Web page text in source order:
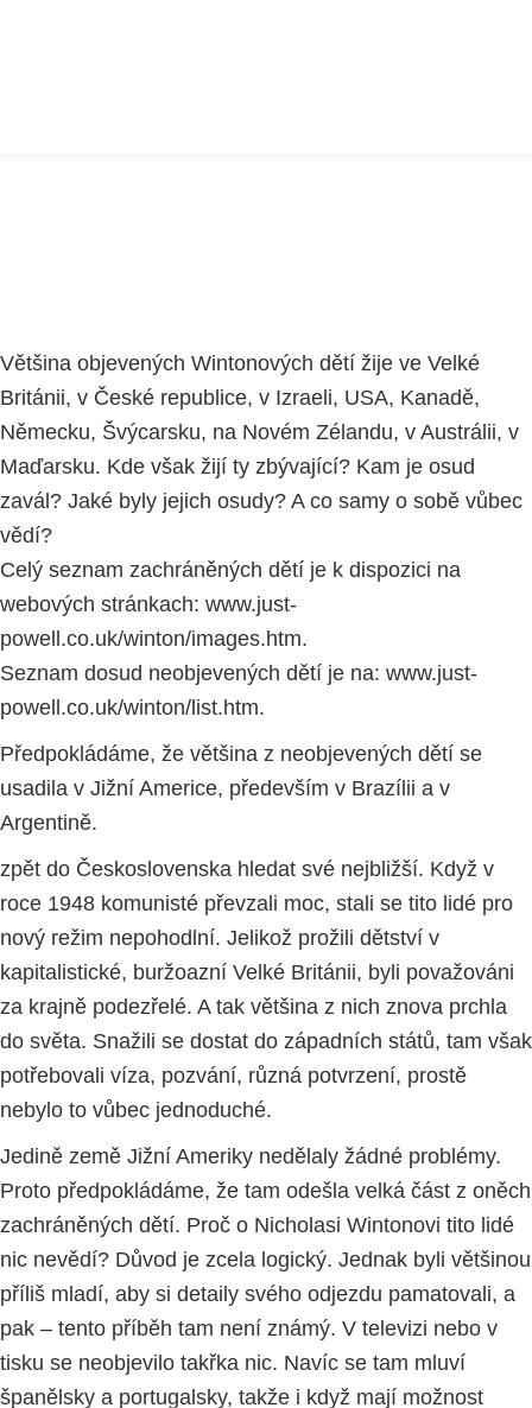
Většina objevených Wintonových dětí žije ve Velké
Británii, v České republice, v Izraeli, USA, Kanadě,
Německu, Švýcarsku, na Novém Zélandu, v Austrálii, v
Maďarsku. Kde však žijí ty zbývající? Kam je osud
zavál? Jaké byly jejich osudy? A co samy o sobě vůbec
vědí?
Celý seznam zachráněných dětí je k dispozici na
webových stránkach: www.just-
powell.co.uk/winton/images.htm.
Seznam dosud neobjevených dětí je na: www.just-
powell.co.uk/winton/list.htm.
Předpokládáme, že většina z neobjevených dětí se
usadila v Jižní Americe, především v Brazílii a v
Argentině.
zpět do Československa hledat své nejbližší. Když v
roce 1948 komunisté převzali moc, stali se tito lidé pro
nový režim nepohodlní. Jelikož prožili dětství v
kapitalistické, buržoazní Velké Británii, byli považováni
za krajně podezřelé. A tak většina z nich znova prchla
do světa. Snažili se dostat do západních států, tam však
potřebovali víza, pozvání, různá potvrzení, prostě
nebylo to vůbec jednoduché.
Jedině země Jižní Ameriky nedělaly žádné problémy.
Proto předpokládáme, že tam odešla velká část z oněch
zachráněných dětí. Proč o Nicholasi Wintonovi tito lidé
nic nevědí? Důvod je zcela logický. Jednak byli většinou
příliš mladí, aby si detaily svého odjezdu pamatovali, a
pak – tento příběh tam není známý. V televizi nebo v
tisku se neobjevilo takřka nic. Navíc se tam mluví
španělsky a portugalsky, takže i když mají možnost